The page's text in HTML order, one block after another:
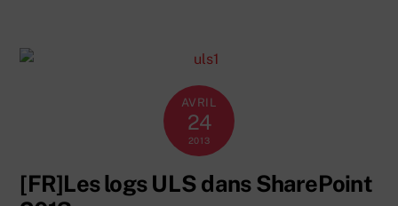
AVRIL
24
2013
[FR]Les logs ULS dans SharePoint